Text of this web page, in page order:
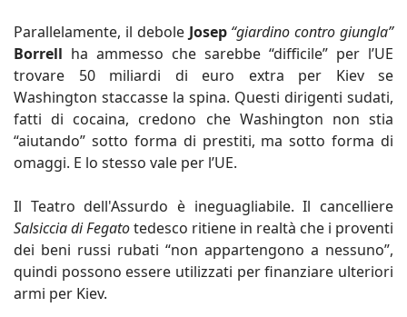
Parallelamente, il debole Josep “giardino contro giungla”
Borrell ha ammesso che sarebbe “difficile” per l’UE
trovare 50 miliardi di euro extra per Kiev se
Washington staccasse la spina. Questi dirigenti sudati,
fatti di cocaina, credono che Washington non stia
“aiutando” sotto forma di prestiti, ma sotto forma di
omaggi. E lo stesso vale per l’UE.
Il Teatro dell'Assurdo è ineguagliabile. Il cancelliere
Salsiccia di Fegatotedesco ritiene in realtà che i proventi
dei beni russi rubati “non appartengono a nessuno”,
quindi possono essere utilizzati per finanziare ulteriori
armi per Kiev.